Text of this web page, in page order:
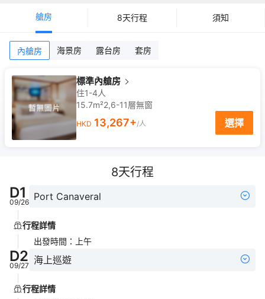
艙房 8天行程 須知
內艙房 海景房 露台房 套房
標準內艙房
住1-4人
15.7m²2,6-11層無窗
HKD 13,267+/人 選擇
8天行程
D1
09/26 Port Canaveral
行程詳情
出發時間 ： 上午
D2
09/27 海上巡遊
行程詳情